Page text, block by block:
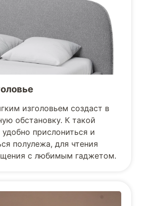
изголовьем создаст в
обстановку. К такой
прислониться и
полулежа, для чтения
с любимым гаджетом.